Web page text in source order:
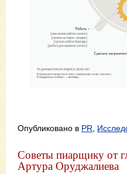
Опубликовано в PR
Советы пиарщику от
Артура Оруджалиева